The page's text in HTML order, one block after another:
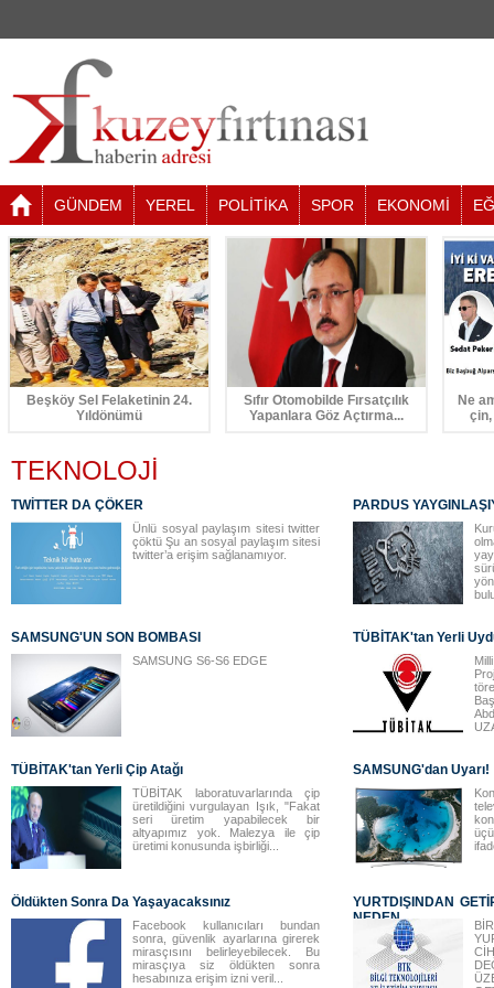
GÜNDEM YEREL POLİTİKA SPOR EKONOMİ
Beşköy Sel Felaketinin 24.
Yıldönümü
Sıfır Otomobilde Fırsatçılık
Yapanlara Göz Açtırma...
Ne
TEKNOLOJİ
TWİTTER DA ÇÖKER
Ünlü sosyal paylaşım sitesi twitter
çöktü Şu an sosyal paylaşım sitesi
twitter’a erişim sağlanamıyor.
PARDUS
SAMSUNG'UN SON BOMBASI
SAMSUNG S6-S6 EDGE
TÜBİTAK'tan Yerli
TÜBİTAK'tan Yerli Çip Atağı
TÜBİTAK laboratuvarlarında çip
üretildiğini vurgulayan Işık, "Fakat
seri üretim yapabilecek bir
altyapımız yok. Malezya ile çip
üretimi konusunda işbirliği...
SAMSUNG'dan Uyarı!
Öldükten Sonra Da Yaşayacaksınız
Facebook kullanıcıları bundan
sonra, güvenlik ayarlarına girerek
mirasçısını belirleyebilecek. Bu
mirasçıya siz öldükten sonra
hesabınıza erişim izni veril...
YURTDIŞINDAN
NEDEN...